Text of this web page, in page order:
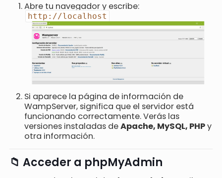
Abre tu navegador y escribe:
http://localhost
Si aparece la página de información de
WampServer, significa que el servidor está
funcionando correctamente. Verás las
versiones instaladas deApache, MySQL, PHPy
otra información.
📁 Acceder a phpMyAdmin